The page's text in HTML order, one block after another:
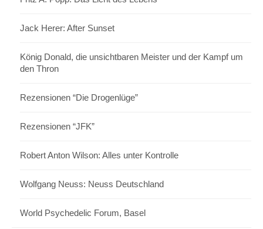
Jack Herer: After Sunset
König Donald, die unsichtbaren Meister und der Kampf um
den Thron
Rezensionen “Die Drogenlüge”
Rezensionen “JFK”
Robert Anton Wilson: Alles unter Kontrolle
Wolfgang Neuss: Neuss Deutschland
World Psychedelic Forum, Basel